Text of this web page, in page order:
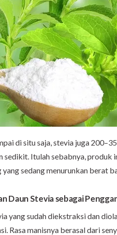
di situ saja, stevia juga
sedikit. Itulah sebabnya, produk
yang sedang menurunkan berat
Daun Stevia sebagai
yang sudah diekstraksi dan
Rasa manisnya berasal dari